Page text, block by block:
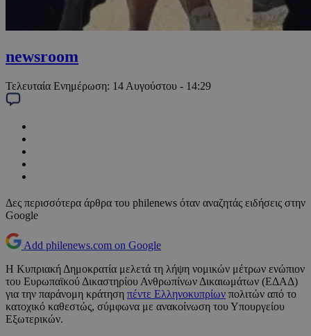
newsroom
Τελευταία Ενημέρωση: 14 Αυγούστου - 14:29
Δες περισσότερα άρθρα του philenews όταν αναζητάς ειδήσεις στην
Google
Add philenews.com on Google
Η Κυπριακή Δημοκρατία μελετά τη λήψη νομικών μέτρων ενώπιον
του Ευρωπαϊκού Δικαστηρίου Ανθρωπίνων Δικαιωμάτων (ΕΔΑΔ)
για την παράνομη κράτηση πέντε Ελληνοκυπρίων πολιτών από το
κατοχικό καθεστώς, σύμφωνα με ανακοίνωση του Υπουργείου
Εξωτερικών.